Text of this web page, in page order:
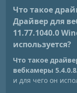
Что такое
Драйвер для
11.77.1040.0
используется?
Что такое
вебкамеры
и для чего он